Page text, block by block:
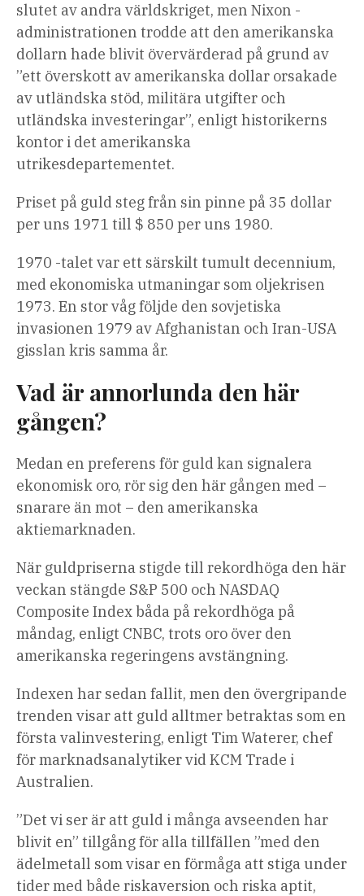
slutet av andra världskriget, men Nixon -
administrationen trodde att den amerikanska
dollarn hade blivit övervärderad på grund av
”ett överskott av amerikanska dollar orsakade
av utländska stöd, militära utgifter och
utländska investeringar”, enligt historikerns
kontor i det amerikanska
utrikesdepartementet.
Priset på guld steg från sin pinne på 35 dollar
per uns 1971 till $ 850 per uns 1980.
1970 -talet var ett särskilt tumult decennium,
med ekonomiska utmaningar som oljekrisen
1973. En stor våg följde den sovjetiska
invasionen 1979 av Afghanistan och Iran-USA
gisslan kris samma år.
Vad är annorlunda den här
gången?
Medan en preferens för guld kan signalera
ekonomisk oro, rör sig den här gången med –
snarare än mot – den amerikanska
aktiemarknaden.
När guldpriserna stigde till rekordhöga den här
veckan stängde S&P 500 och NASDAQ
Composite Index båda på rekordhöga på
måndag, enligt CNBC, trots oro över den
amerikanska regeringens avstängning.
Indexen har sedan fallit, men den övergripande
trenden visar att guld alltmer betraktas som en
första valinvestering, enligt Tim Waterer, chef
för marknadsanalytiker vid KCM Trade i
Australien.
”Det vi ser är att guld i många avseenden har
blivit en” tillgång för alla tillfällen ”med den
ädelmetall som visar en förmåga att stiga under
tider med både riskaversion och riska aptit,